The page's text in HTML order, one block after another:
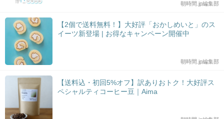
朝時間.jp編集部
【2個で送料無料！】大好評「おかしめいと」のス
イーツ新登場 | お得なキャンペーン開催中
朝時間.jp編集部
【送料込・初回5%オフ】訳ありおトク！大好評ス
ペシャルティコーヒー豆｜Aima